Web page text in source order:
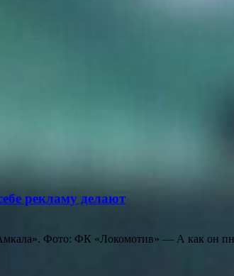
рекламу делают
Фото: ФК «Локомотив» — А как он